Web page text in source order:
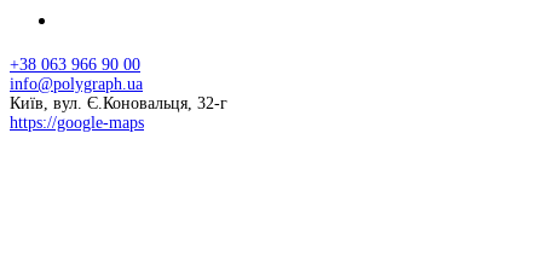
+38 063 966 90 00
info@polygraph.ua
Київ, вул. Є.Коновальця, 32-г
https://google-maps